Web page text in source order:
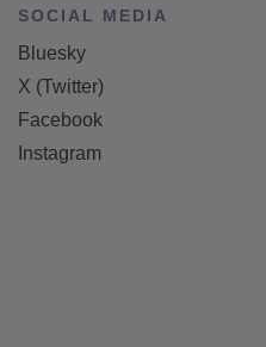
SOCIAL MEDIA
Bluesky
X (Twitter)
Facebook
Instagram